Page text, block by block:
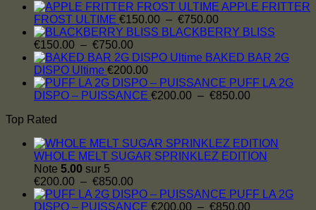
$750.00
à
APPLE FRITTER
FROST ULTIME €150.00 – €750.00
de
€150.00
€750.00
BLACKBERRY BLISS
€150.00 – €750.00
de
prix :
€150.00
à
BAKED BAR 2G
DISPO Ultime €200.00
PUFF LA 2G
DISPO – PUISSANCE €200.00 – €850.00
à
€850.00
Top Rated
WHOLE MELT SUGAR SPRINKLEZ EDITION
Note 5.00 sur 5
€200.00 – €850.00
de
prix :
PUFF LA 2G
DISPO – PUISSANCE €200.00 – €850.00